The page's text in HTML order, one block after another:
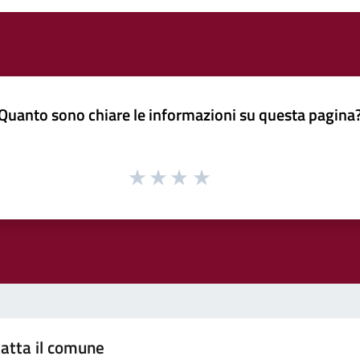
sono chiare le informazioni su questa
il comune